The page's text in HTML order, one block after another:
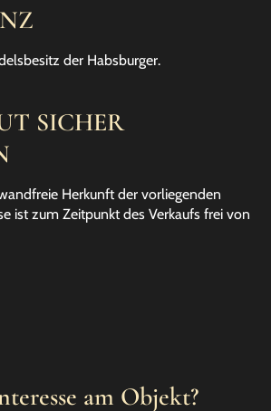
der Habsburger.
SICHER
Herkunft der vorliegenden
ist zum Zeitpunkt des Verkaufs frei von
am Objekt?